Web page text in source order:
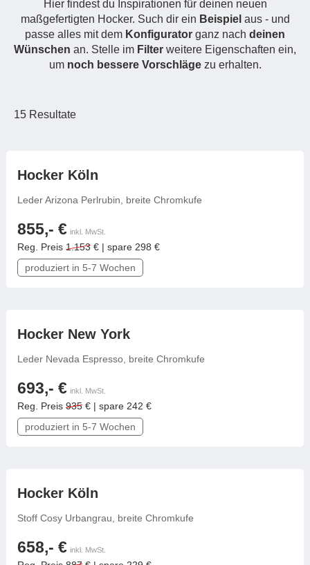
Massivholzschrank
Schuhschrank
Hängeschrank
Hängeboard
Kommode
TV-Möbel
Sideboard
Badezimmerschrank
Badregal
Spiegelschrank
Doppelbett
Polstermöbel
Sofa
Outdoor-
Küche
Outdoorküche
der
Hier findest du Inspirationen für deinen neuen
maßgefertigten Hocker. Such dir ein Beispiel aus - und
passe alles mit dem Konfigurator ganz nach deinen
Wünschen an. Stelle im Filter weitere Eigenschaften ein,
um noch bessere Vorschlägezu erhalten.
15 Resultate
Hocker Köln
Leder Arizona Perlrubin, breite Chromkufe
855,- € inkl. MwSt.
Reg. Preis 1.153 € | spare 298 €
produziert in 5-7 Wochen
Hocker New York
Leder Nevada Espresso, breite Chromkufe
693,- € inkl. MwSt.
Reg. Preis 935 € | spare 242 €
produziert in 5-7 Wochen
Hocker Köln
Stoff Cosy Urbangrau, breite Chromkufe
658,- € inkl. MwSt.
Fronten renovieren
Für Dachschrägen
Schiebetüren
Sideboards
Vitrinen
Wandboards
White Living